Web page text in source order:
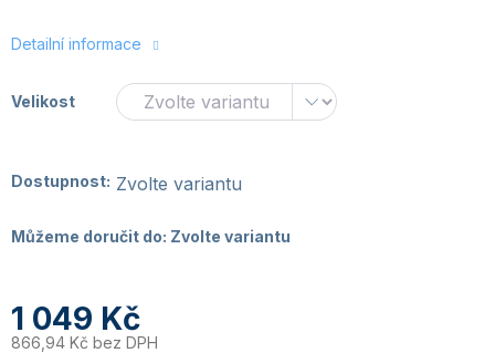
Detailní informace
Velikost
Dostupnost: Zvolte variantu
Můžeme doručit do: Zvolte variantu
1 049 Kč
866,94 Kč bez DPH